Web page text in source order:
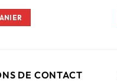
DE CONTACT